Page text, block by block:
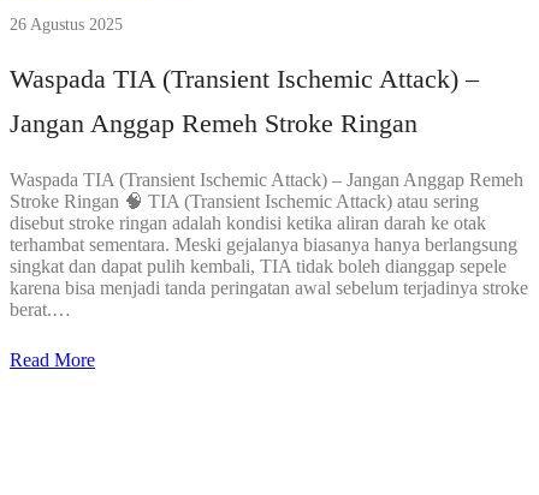
26 Agustus 2025
Waspada TIA (Transient Ischemic Attack) –
Jangan Anggap Remeh Stroke Ringan
Waspada TIA (Transient Ischemic Attack) – Jangan Anggap Remeh
Stroke Ringan 🧠 TIA (Transient Ischemic Attack) atau sering
disebut stroke ringan adalah kondisi ketika aliran darah ke otak
terhambat sementara. Meski gejalanya biasanya hanya berlangsung
singkat dan dapat pulih kembali, TIA tidak boleh dianggap sepele
karena bisa menjadi tanda peringatan awal sebelum terjadinya stroke
berat.…
Read More